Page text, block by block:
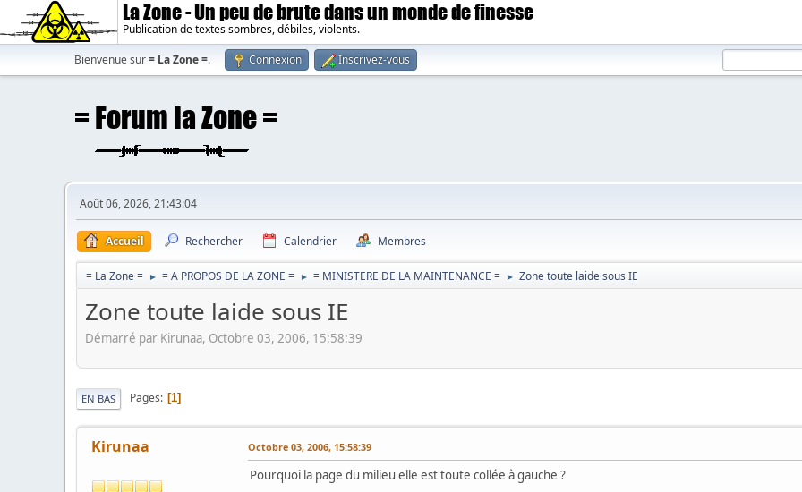
La Zone - Un peu de brute dans un monde de finesse
Publication de textes sombres, débiles, violents.
Bienvenue sur= La Zone =. Connexion Inscrivez-vous
Août 06, 2026, 21:43:04
Accueil Rechercher Calendrier Membres
= La Zone = ► = A PROPOS DE LA ZONE = ► = MINISTERE DE LA MAINTENANCE = ► Zone toute laide sous IE
Zone toute laide sous IE
Démarré par Kirunaa, Octobre 03, 2006, 15:58:39
EN BAS Pages 1
Kirunaa Octobre 03, 2006, 15:58:39
Pourquoi la page du milieu elle est toute collée à gauche ?